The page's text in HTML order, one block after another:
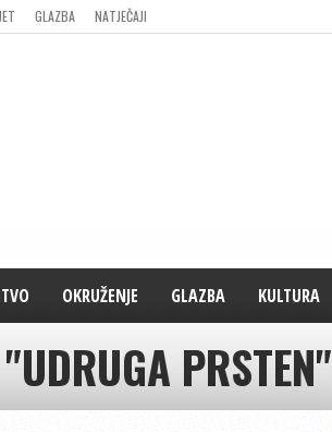
GLAZBA
NATJEČAJI
OKRUŽENJE GLAZBA KULTURA
PRSTEN"